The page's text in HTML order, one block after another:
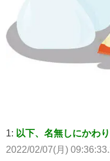
1: 以下、名無しにかわ
2022/02/07(月)